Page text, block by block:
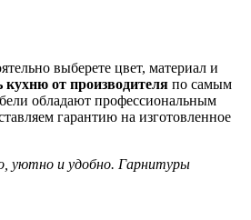
выберете цвет, материал и
кухню от производителя по самым
обладают профессиональным
гарантию на изготовленное
уютно и удобно. Гарнитуры